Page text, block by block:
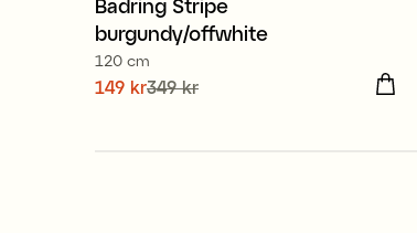
Sale
Badring Stripe
burgundy/offwhite
120 cm
Nuvarande pris
149 kr349 kr